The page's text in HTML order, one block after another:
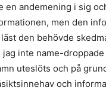
andemening i sig
men den
den behövde
inte name-droppade
uteslöts och på
och